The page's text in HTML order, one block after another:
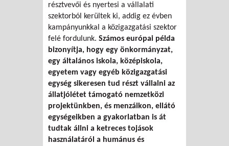
résztvevői és nyertesi a vállalati
szektorból kerültek ki, addig ez évben
kampányunkkal a közigazgatási szektor
felé fordulunk. Számos európai példa
bizonyítja, hogy egy önkormányzat,
egy általános iskola, középiskola,
egyetem vagy egyéb közigazgatási
egység sikeresen tud részt vállalni az
állatjólétet támogató nemzetközi
projektünkben, és menzáikon, ellátó
egységeikben a gyakorlatban is át
tudtak állni a ketreces tojások
használatáról a humánus és